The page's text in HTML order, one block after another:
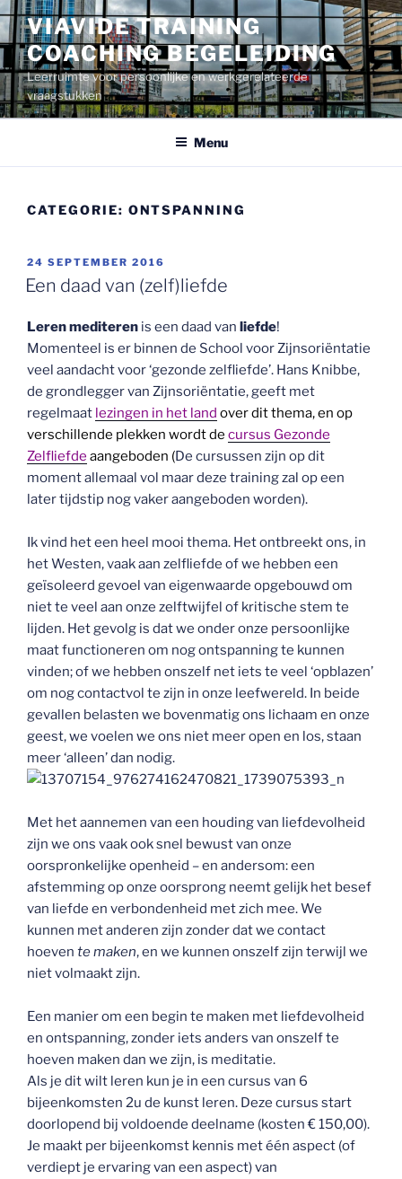
Ga
naar
de
inhoud
VIAVIDE TRAINING
COACHING BEGELEIDING
Leerruimte voor persoonlijke en werkgerelateerde
vraagstukken
Menu
CATEGORIE: ONTSPANNING
GEPLAATST
OP
24 SEPTEMBER 2016
Een daad van (zelf)liefde
Leren mediteren is een daad van liefde!
Momenteel is er binnen de School voor Zijnsoriëntatie
veel aandacht voor ‘gezonde zelfliefde’. Hans Knibbe,
de grondlegger van Zijnsoriëntatie, geeft met
regelmaat lezingen in het land over dit thema, en op
verschillende plekken wordt de cursus Gezonde
Zelfliefde aangeboden (De cursussen zijn op dit
moment allemaal vol maar deze training zal op een
later tijdstip nog vaker aangeboden worden).
Ik vind het een heel mooi thema. Het ontbreekt ons, in
het Westen, vaak aan zelfliefde of we hebben een
geïsoleerd gevoel van eigenwaarde opgebouwd om
niet te veel aan onze zelftwijfel of kritische stem te
lijden. Het gevolg is dat we onder onze persoonlijke
maat functioneren om nog ontspanning te kunnen
vinden; of we hebben onszelf net iets te veel ‘opblazen’
om nog contactvol te zijn in onze leefwereld. In beide
gevallen belasten we bovenmatig ons lichaam en onze
geest, we voelen we ons niet meer open en los, staan
meer ‘alleen’ dan nodig.
Met het aannemen van een houding van liefdevolheid
zijn we ons vaak ook snel bewust van onze
oorspronkelijke openheid – en andersom: een
afstemming op onze oorsprong neemt gelijk het besef
van liefde en verbondenheid met zich mee. We
kunnen met anderen zijn zonder dat we contact
hoeven te maken, en we kunnen onszelf zijn terwijl we
niet volmaakt zijn.
Een manier om een begin te maken met liefdevolheid
en ontspanning, zonder iets anders van onszelf te
hoeven maken dan we zijn, is meditatie.
Als je dit wilt leren kun je in een cursus van 6
bijeenkomsten 2u de kunst leren. Deze cursus start
doorlopend bij voldoende deelname (kosten € 150,00).
Je maakt per bijeenkomst kennis met één aspect (of
verdiept je ervaring van een aspect) van